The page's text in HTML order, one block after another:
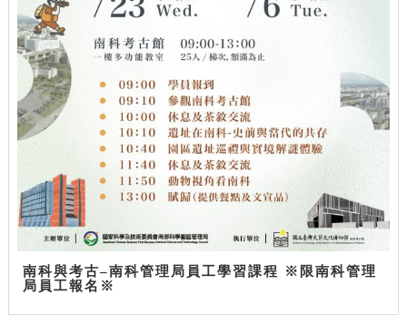
南科與考古–南科管理局員工學習課程 ※限南科管理
局員工報名※